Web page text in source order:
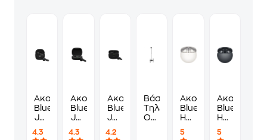
Ακουστικά
Bluetooth
JBL
Flex
4.3
Ακουστικά
Bluetooth
JBL
Flex
4.3
Ακουστικά
Bluetooth
JBL
Beam
4.2
Βάση
Τηλεόρασης
Οροφής
Ακουστικά
Bluetooth
Huawei
7i -
5
Ακουστικά
Bluetooth
Huawei
7i -
5